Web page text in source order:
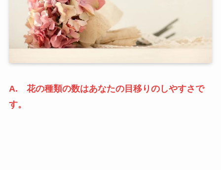
A. 花の種類の数はあなたの目移りのしやすさで
す。